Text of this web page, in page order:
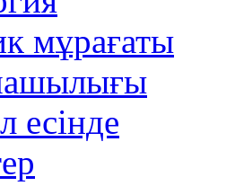
мұрағаты
есінде